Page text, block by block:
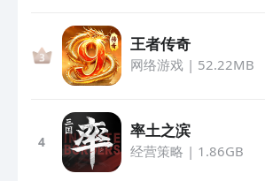
王者传奇
网络游戏| 52.22MB
4
率土之滨
经营策略 | 1.86GB